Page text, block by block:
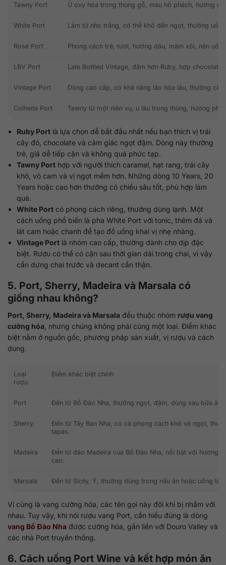
Tawny Port Ủ oxy hóa trong thùng gỗ, màu hổ phách, hương
White Port Làm từ nho trắng, có thể khô đến ngọt, thường
Rosé Port Phong cách trẻ, tươi, hương dâu, mâm xôi, nên
LBV Port Late Bottled Vintage, đậm hơn Ruby, hợp chocolate
Vintage Port Dòng cao cấp, có khả năng lão hóa lâu, thường cần
Colheita Port Tawny từ một niên vụ, ủ lâu trong thùng, hương
Ruby Port là lựa chọn dễ bắt đầu nhất nếu bạn thích vị trái
cây đỏ, chocolate và cảm giác ngọt đậm. Dòng này thường
trẻ, giá dễ tiếp cận và không quá phức tạp.
Tawny Port hợp với người thích caramel, hạt rang, trái cây
khô, vỏ cam và vị ngọt mềm hơn. Những dòng 10 Years, 20
Years hoặc cao hơn thường có chiều sâu tốt, phù hợp làm
quà.
White Port có phong cách riêng, thường dùng lạnh. Một
cách uống phổ biến là pha White Port với tonic, thêm đá và
lát cam hoặc chanh để tạo đồ uống khai vị nhẹ nhàng.
Vintage Port là nhóm cao cấp, thường dành cho dịp đặc
biệt. Rượu có thể có cặn sau thời gian dài trong chai, vì vậy
cần dựng chai trước và decant cẩn thận.
5. Port, Sherry, Madeira và Marsala có
giống nhau không?
Port, Sherry, Madeira và Marsala đều thuộc nhóm rượu vang
cường hóa , nhưng chúng không phải cùng một loại. Điểm khác
biệt nằm ở nguồn gốc, phương pháp sản xuất, vị rượu và cách
dùng.
Loại
rượu
Điểm khác biệt chính
Port Đến từ Bồ Đào Nha, thường ngọt, đậm, dùng sau bữa ăn
Sherry
Đến từ Tây Ban Nha, có cả phong cách khô và ngọt,
tapas.
Madeira
Đến từ đảo Madeira của Bồ Đào Nha, nổi bật với hương
cao.
Marsala Đến từ Sicily, Ý, thường dùng trong nấu ăn hoặc uống
Vì cùng là vang cường hóa, các tên gọi này đôi khi bị nhầm với
nhau. Tuy vậy, khi nói rượu vang Port, cần hiểu đúng là dòng
vang Bồ Đào Nha được cường hóa, gắn liền với Douro Valley và
các nhà Port truyền thống.
6. Cách uống Port Wine và kết hợp món ăn